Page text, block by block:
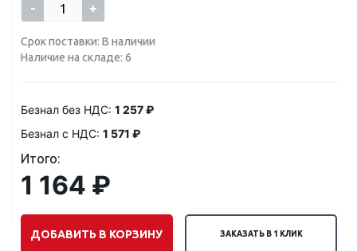
- +
Срок поставки: В наличии
Наличие на складе: 6
Безнал без НДС: 1 257 ₽
Безнал с НДС: 1 571 ₽
Итого:
1 164 ₽
ДОБАВИТЬ В КОРЗИНУ ЗАКАЗАТЬ В 1 КЛИК